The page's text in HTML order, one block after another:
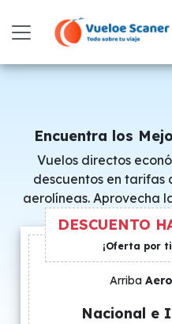
Encuentra los
Vuelos directos
descuentos en tarifas
aerolíneas. Aprovecha
consigue
DESCUENTO
¡Oferta por
Arriba
Nacional e